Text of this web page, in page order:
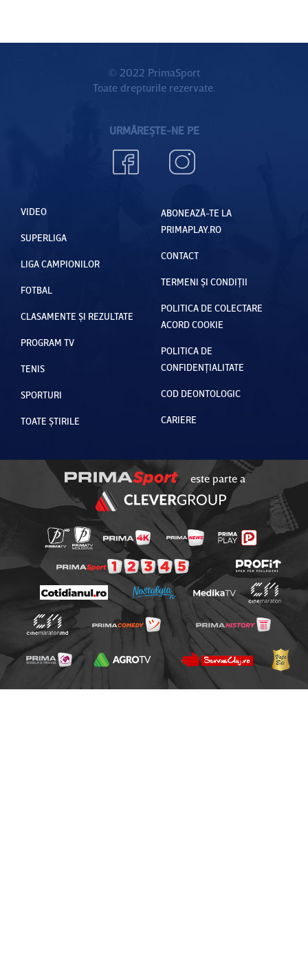
© 2022 PrimaSport
Toate drepturile rezervate.
URMĂREȘTE-NE PE
VIDEO
SUPERLIGA
LIGA CAMPIONILOR
FOTBAL
CLASAMENTE ȘI REZULTATE
PROGRAM TV
TENIS
SPORTURI
TOATE ȘTIRILE
ABONEAZĂ-TE LA
PRIMAPLAY.RO
CONTACT
TERMENI ȘI CONDIȚII
POLITICA DE COLECTARE
ACORD COOKIE
POLITICA DE
CONFIDENȚIALITATE
COD DEONTOLOGIC
CARIERE
este parte a